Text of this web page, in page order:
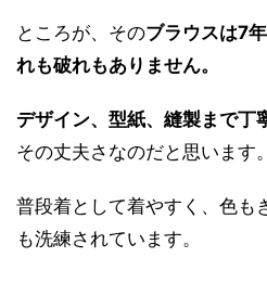
ところが、そのブラウスは7
れも破れもありません。
デザイン、型紙、縫製まで丁
その丈夫さなのだと思います。
普段着として着やすく、色も
も洗練されています。